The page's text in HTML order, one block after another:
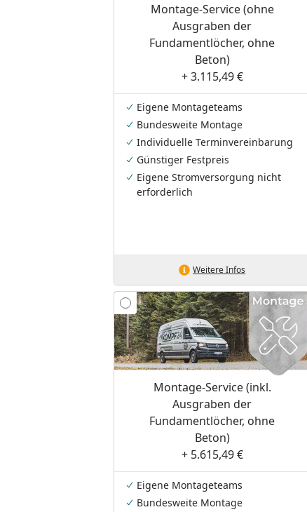
Montage-Service (ohne
Ausgraben der
Fundamentlöcher, ohne
Beton)
+ 3.115,49 €
Eigene Montageteams
Bundesweite Montage
Individuelle Terminvereinbarung
Günstiger Festpreis
Eigene Stromversorgung nicht
erforderlich
Weitere Infos
Montage-Service (inkl.
Ausgraben der
Fundamentlöcher, ohne
Beton)
+ 5.615,49 €
Eigene Montageteams
Bundesweite Montage